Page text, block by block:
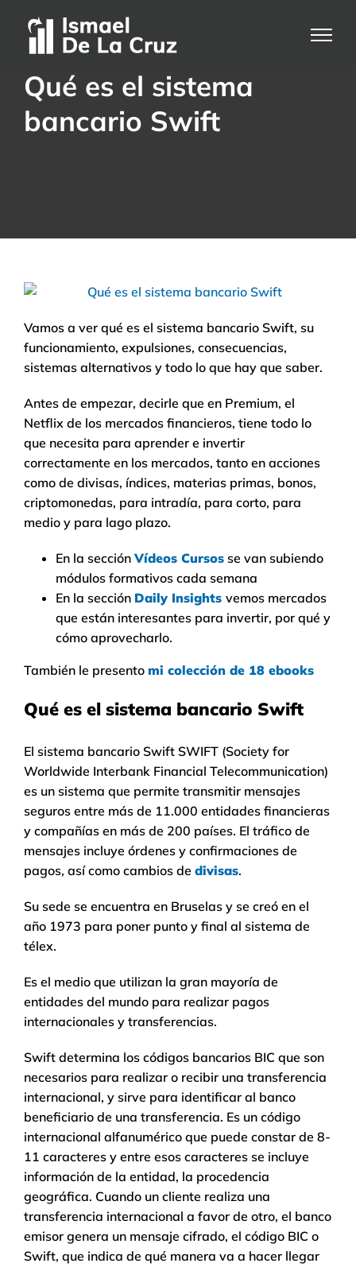
Qué es el sistema
bancario Swift
Vamos a ver qué es el sistema bancario Swift, su
funcionamiento, expulsiones, consecuencias,
sistemas alternativos y todo lo que hay que saber.
Antes de empezar, decirle que en Premium, el
Netflix de los mercados financieros, tiene todo lo
que necesita para aprender e invertir
correctamente en los mercados, tanto en acciones
como de divisas, índices, materias primas, bonos,
criptomonedas, para intradía, para corto, para
medio y para lago plazo.
En la sección Vídeos Cursos se van subiendo
módulos formativos cada semana
En la sección Daily Insights vemos mercados
que están interesantes para invertir, por qué y
cómo aprovecharlo.
También le presento mi colección de 18 ebooks
Qué es el sistema bancario Swift
El sistema bancario Swift SWIFT (Society for
Worldwide Interbank Financial Telecommunication)
es un sistema que permite transmitir mensajes
seguros entre más de 11.000 entidades financieras
y compañías en más de 200 países. El tráfico de
mensajes incluye órdenes y confirmaciones de
pagos, así como cambios de divisas.
Su sede se encuentra en Bruselas y se creó en el
año 1973 para poner punto y final al sistema de
télex.
Es el medio que utilizan la gran mayoría de
entidades del mundo para realizar pagos
internacionales y transferencias.
Swift determina los códigos bancarios BIC que son
necesarios para realizar o recibir una transferencia
internacional, y sirve para identificar al banco
beneficiario de una transferencia. Es un código
internacional alfanumérico que puede constar de 8-
11 caracteres y entre esos caracteres se incluye
información de la entidad, la procedencia
geográfica. Cuando un cliente realiza una
transferencia internacional a favor de otro, el banco
emisor genera un mensaje cifrado, el código BIC o
Swift, que indica de qué manera va a hacer llegar